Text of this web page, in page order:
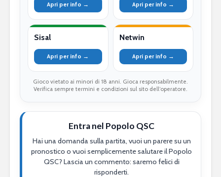
Apri per info → Apri per info →
Sisal
Apri per info →
Netwin
Apri per info →
Gioco vietato ai minori di 18 anni. Gioca responsabilmente.
Verifica sempre termini e condizioni sul sito dell’operatore.
Entra nel Popolo QSC
Hai una domanda sulla partita, vuoi un parere su un
pronostico o vuoi semplicemente salutare il Popolo
QSC? Lascia un commento: saremo felici di
risponderti.